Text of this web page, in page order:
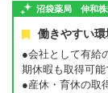
沼袋薬局 伸和株
働きやすい環
●会社として有給
期休暇も取得可能
●産休・育休の取